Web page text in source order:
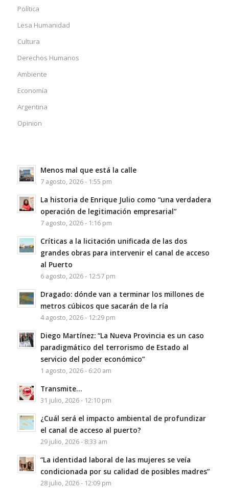
Política
Lesa Humanidad
Cultura
Derechos Humanos
Ambiente
Economía
Argentina
Opinion
Menos mal que está la calle
7 agosto, 2026 - 1:55 pm
La historia de Enrique Julio como “una verdadera
operación de legitimación empresarial”
7 agosto, 2026 - 1:16 pm
Críticas a la licitación unificada de las dos
grandes obras para intervenir el canal de acceso
al Puerto
6 agosto, 2026 - 12:57 pm
Dragado: dónde van a terminar los millones de
metros cúbicos que sacarán de la ría
4 agosto, 2026 - 12:29 pm
Diego Martínez: “La Nueva Provincia es un caso
paradigmático del terrorismo de Estado al
servicio del poder económico”
1 agosto, 2026 - 6:20 am
Transmite…
31 julio, 2026 - 12:10 pm
¿Cuál será el impacto ambiental de profundizar
el canal de acceso al puerto?
29 julio, 2026 - 8:33 am
“La identidad laboral de las mujeres se veía
condicionada por su calidad de posibles madres”
28 julio, 2026 - 12:09 pm